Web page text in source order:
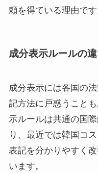
頼を得ている理由です
成分表示ルールの
成分表示には各国の
記方法に戸惑うこと
示ルールは共通の国
り、最近では韓国コ
表記を分かりやすく
います。